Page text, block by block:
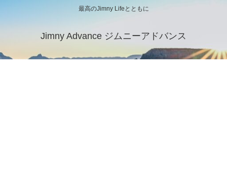
最高のJimny Lifeとともに
Jimny Advance ジムニーアドバンス